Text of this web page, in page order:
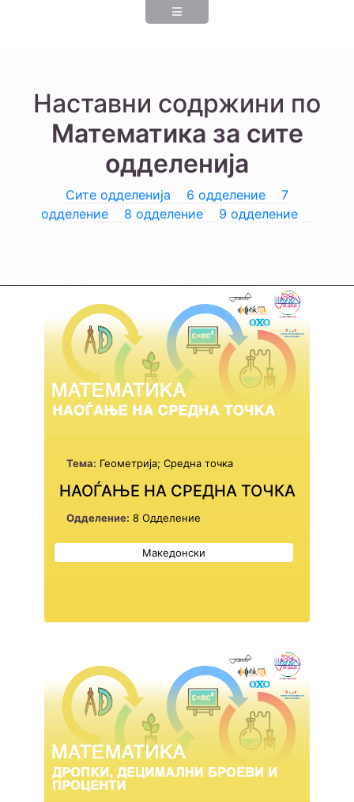
Наставни содржини по
Математика за сите
одделенија
Сите одделенија 6 одделение
7
одделение
8 одделение 9 одделение
Тема: Геометрија; Средна точка
НАОЃАЊЕ НА СРЕДНА ТОЧКА
Одделение: 8 Одделение
Македонски